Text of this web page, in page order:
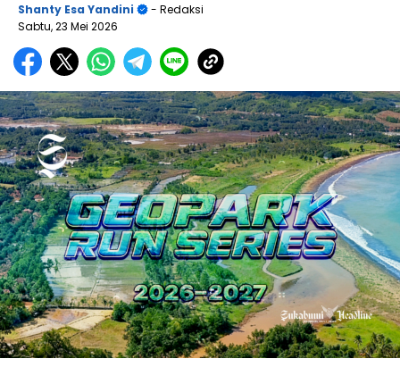
Shanty Esa Yandini
- Redaksi
Sabtu, 23 Mei 2026